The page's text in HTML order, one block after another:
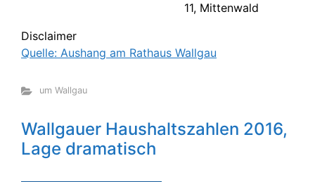
11, Mittenwald
Disclaimer
Quelle: Aushang am Rathaus Wallgau
um Wallgau
Wallgauer Haushaltszahlen 2016,
Lage dramatisch